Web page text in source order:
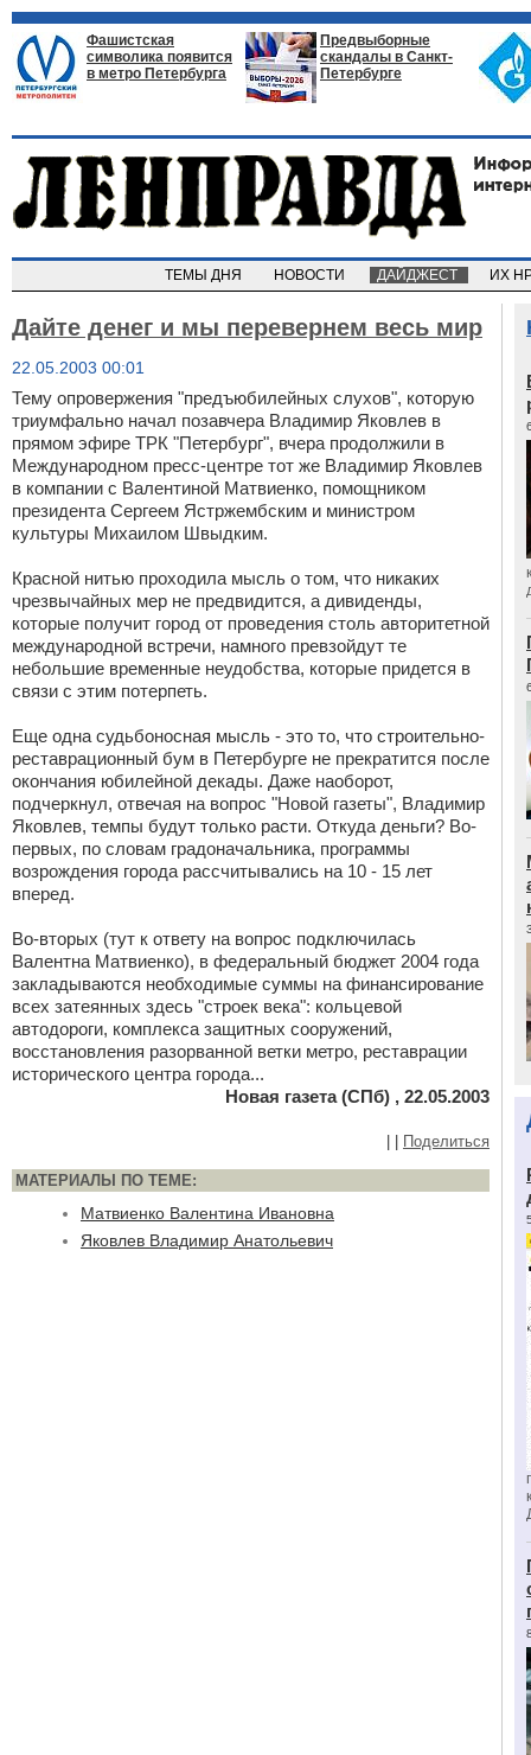
Фашистская
символика появится
в метро Петербурга
Предвыборные
скандалы в Санкт-
Петербурге
ТЕМЫ ДНЯ НОВОСТИ ДАЙДЖЕСТ ИХ
Дайте денег и мы перевернем весь мир
22.05.2003 00:01
Тему опровержения "предъюбилейных слухов", которую
триумфально начал позавчера Владимир Яковлев в
прямом эфире ТРК "Петербург", вчера продолжили в
Международном пресс-центре тот же Владимир Яковлев
в компании с Валентиной Матвиенко, помощником
президента Сергеем Ястржембским и министром
культуры Михаилом Швыдким.
Красной нитью проходила мысль о том, что никаких
чрезвычайных мер не предвидится, а дивиденды,
которые получит город от проведения столь авторитетной
международной встречи, намного превзойдут те
небольшие временные неудобства, которые придется в
связи с этим потерпеть.
Еще одна судьбоносная мысль - это то, что строительно-
реставрационный бум в Петербурге не прекратится после
окончания юбилейной декады. Даже наоборот,
подчеркнул, отвечая на вопрос "Новой газеты", Владимир
Яковлев, темпы будут только расти. Откуда деньги? Во-
первых, по словам градоначальника, программы
возрождения города рассчитывались на 10 - 15 лет
вперед.
Во-вторых (тут к ответу на вопрос подключилась
Валентна Матвиенко), в федеральный бюджет 2004 года
закладываются необходимые суммы на финансирование
всех затеянных здесь "строек века": кольцевой
автодороги, комплекса защитных сооружений,
восстановления разорванной ветки метро, реставрации
исторического центра города...
Новая газета (СПб) , 22.05.2003
Поделиться
МАТЕРИАЛЫ ПО ТЕМЕ:
Матвиенко Валентина Ивановна
Яковлев Владимир Анатольевич